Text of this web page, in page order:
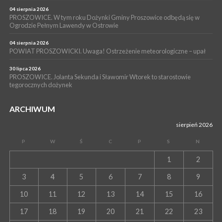
WYDARZENIA
13 lipca 2026
Szpitalu im. Ojca Rafała z Proszowic już działa
04 sierpnia 2026
PROSZOWICE. W tym roku Dożynki Gminy Proszowice odbędą się w
Ogrodzie Pełnym Lawendy w Ostrowie
04 sierpnia 2026
POWIAT PROSZOWICKI. Uwaga! Ostrzeżenie meteorologiczne – upał
30 lipca 2026
PROSZOWICE. Jolanta Sekunda i Sławomir Wtorek to starostowie
tegorocznych dożynek
ARCHIWUM
sierpień 2026
P W Ś C P S N
1 2
3 4 5 6 7 8 9
10 11 12 13 14 15 16
17 18 19 20 21 22 23